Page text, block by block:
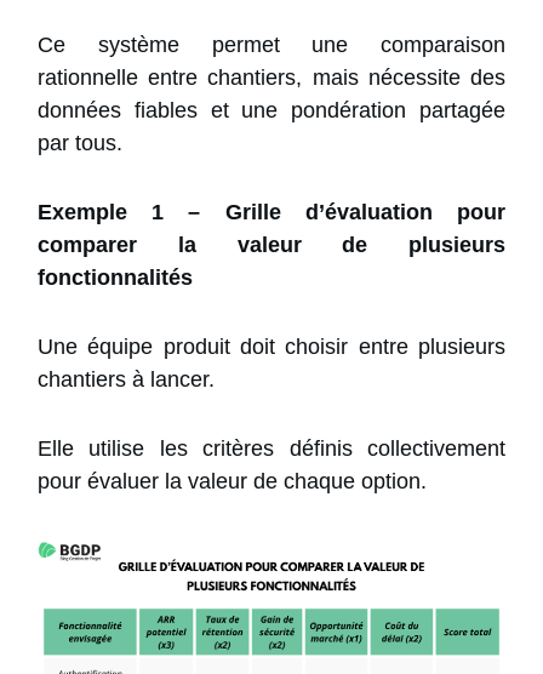
Ce système permet une comparaison
rationnelle entre chantiers, mais nécessite des
données fiables et une pondération partagée
par tous.
Exemple 1 – Grille d’évaluation pour
comparer la valeur de plusieurs
fonctionnalités
Une équipe produit doit choisir entre plusieurs
chantiers à lancer.
Elle utilise les critères définis collectivement
pour évaluer la valeur de chaque option.